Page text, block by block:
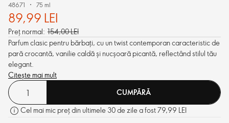
48671 75 ml
89,99 LEI
Preț normal: 154,00 LEI
Parfum clasic pentru bărbați, cu un twist contemporan caracteristic de
pară crocantă, vanilie caldă și nucșoară picantă, reflectând stilul tău
elegant.
Citește mai mult
CUMPĂRĂ
Cel mai mic preț din ultimele 30 de zile a fost 79,99 LEI